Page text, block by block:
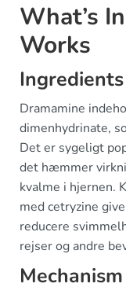
What’s
Works
Dramamine
dimenhydrinate,
Det er sygeligt
det hæmmer
kvalme i hjernen.
med cetryzine
reducere
rejser og andre